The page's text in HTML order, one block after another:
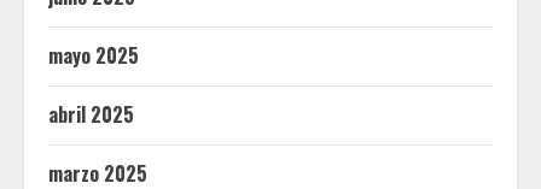
mayo 2025
abril 2025
marzo 2025